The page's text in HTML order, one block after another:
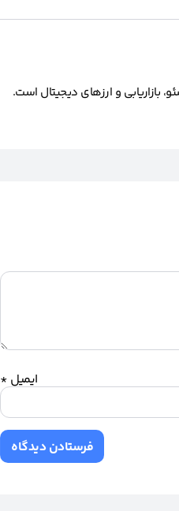
و ارزهای دیجیتال است.
ایمیل *